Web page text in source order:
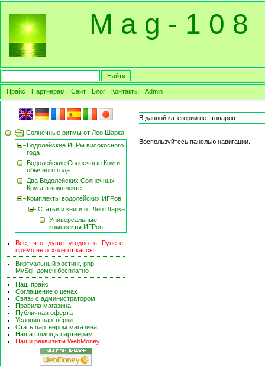
В данной категории нет товаров.
Воспользуйтесь панелью навигации.
Солнечные ритмы от Лео Шарка
Водолейские ИГРы високосного
года
Водолейские Солнечные Круги
обычного года
Два Водолейских Солнечных
Круга в комплекте
Комплекты водолейских ИГРов
Статьи и книги от Лео Шарка
Универсальные
комплекты ИГРов
Все, что душе угодно в Рунете,
прямо не отходя от кассы
Виртуальный хостинг, php,
MySql, домен бесплатно
Наш прайс
Соглашение о ценах
Связь с администратором
Правила магазина
Публичная оферта
Условия партнёрки
Стать партнёром магазина
Наша помощь партнёрам
Наши реквизиты WebMoney
M a g - 1 0 8
Прайс Партнёрам Сайт Блог Контакты Admin